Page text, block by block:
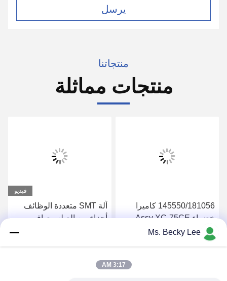
يرسل
منتجاتنا
منتجات مماثلة
145550/181056 كاميرا
خضراء Assy XC-75CE
لطابعة معدات SMT PCB
فيديو
آلة SMT متعددة الوظائف
أجزاء من الصلب صافي
تبديل الإطار لمعدات طباعة
Ms. Becky Lee
3:17 AM